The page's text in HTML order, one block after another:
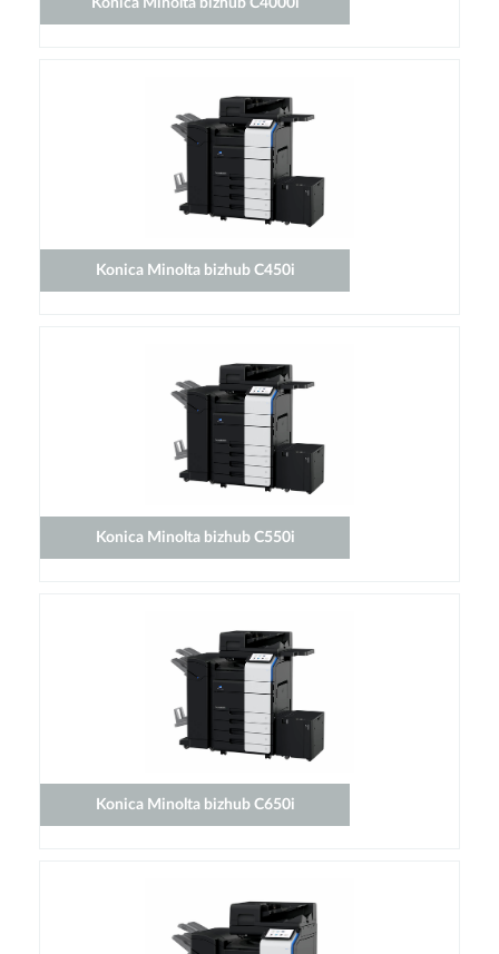
Konica Minolta bizhub C450i
Konica Minolta bizhub C550i
Konica Minolta bizhub C650i